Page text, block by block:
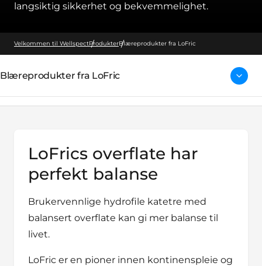
langsiktig sikkerhet og bekvemmelighet.
Velkommen til WellspectProdukterBlæreprodukter fra LoFric
Blæreprodukter fra LoFric
LoFrics overflate har
perfekt balanse
Brukervennlige hydrofile katetre med
balansert overflate kan gi mer balanse til
livet.
LoFric er en pioner innen kontinenspleie og